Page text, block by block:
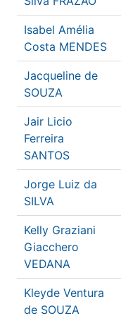
Isabel Amélia
Costa MENDES
Jacqueline de
SOUZA
Jair Licio
Ferreira
SANTOS
Jorge Luiz da
SILVA
Kelly Graziani
Giacchero
VEDANA
Kleyde Ventura
de SOUZA